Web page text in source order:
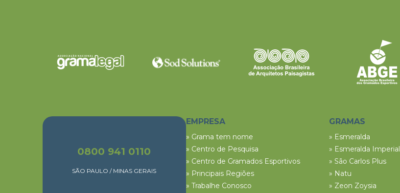
0800 941 0110
SÃO PAULO / MINAS GERAIS
EMPRESA
» Grama tem nome
» Centro de Pesquisa
» Centro de Gramados Esportivos
» Principais Regiões
» Trabalhe Conosco
GRAMAS
» Esmeralda
» Esmeralda Imperial
» São Carlos Plus
» Natu
» Zeon Zoysia